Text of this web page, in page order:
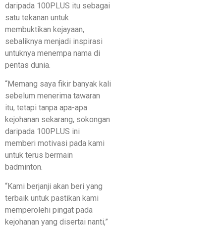
daripada 100PLUS itu sebagai
satu tekanan untuk
membuktikan kejayaan,
sebaliknya menjadi inspirasi
untuknya menempa nama di
pentas dunia.
“Memang saya fikir banyak kali
sebelum menerima tawaran
itu, tetapi tanpa apa-apa
kejohanan sekarang, sokongan
daripada 100PLUS ini
memberi motivasi pada kami
untuk terus bermain
badminton.
“Kami berjanji akan beri yang
terbaik untuk pastikan kami
memperolehi pingat pada
kejohanan yang disertai nanti,”